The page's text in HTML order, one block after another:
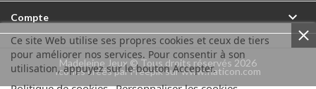
Ce site Web utilise ses propres cookies et ceux de tiers
pour améliorer nos services. Pour consentir à son
utilisation, appuyez sur le bouton Accepter.
Compte 
Madeleine Jeux © Tous droits réservés 2026
Icônes créés par Freepik sur www.flaticon.com